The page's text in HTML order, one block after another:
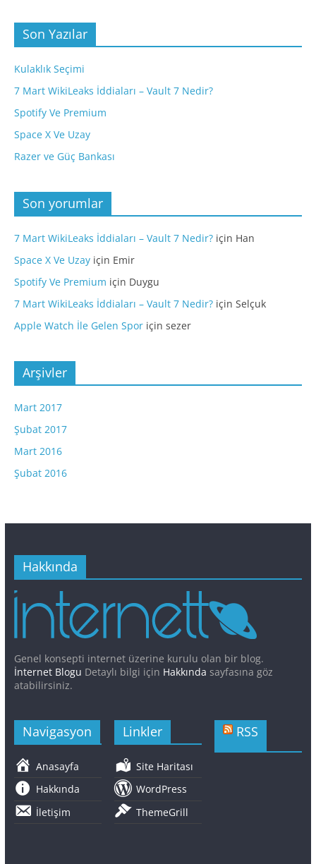
Son Yazılar
Kulaklık Seçimi
7 Mart WikiLeaks İddiaları – Vault 7 Nedir?
Spotify Ve Premium
Space X Ve Uzay
Razer ve Güç Bankası
Son yorumlar
7 Mart WikiLeaks İddiaları – Vault 7 Nedir?için Han
Space X Ve Uzayiçin Emir
Spotify Ve Premium için Duygu
7 Mart WikiLeaks İddiaları – Vault 7 Nedir?için Selçuk
Apple Watch İle Gelen Sporiçin sezer
Arşivler
Mart 2017
Şubat 2017
Mart 2016
Şubat 2016
Hakkında
Genel konsepti internet üzerine kurulu olan bir blog.
İnternet Blogu Detaylı bilgi için Hakkında sayfasına göz
atabilirsiniz.
Navigasyon
Anasayfa
Hakkında
İletişim
Linkler
Site Haritası
WordPress
ThemeGrill
RSS